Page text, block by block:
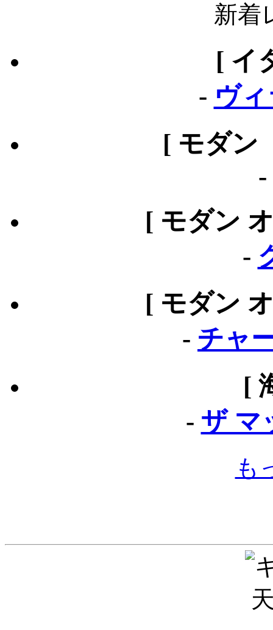
新着
[ イ
- ヴ
[ モダ
-
[ モダン
-
[ モダン
- チャ
[
- ザ
も